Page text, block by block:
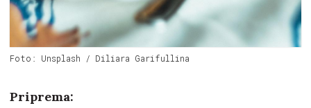
Foto: Unsplash / Diliara Garifullina
Priprema: